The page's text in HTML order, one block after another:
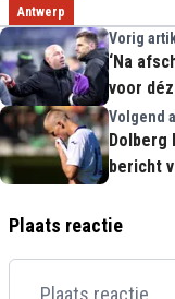
Antwerp
Vorig
‘Na
voor
Volgend
Dolberg
bericht
Plaats reactie